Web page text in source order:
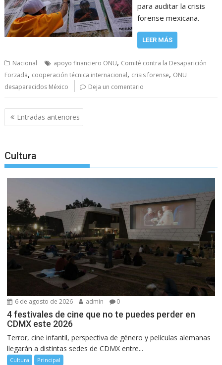
para auditar la crisis
forense mexicana.
LEER MÁS
Nacional apoyo financiero ONU, Comité contra la Desaparición
Forzada, cooperación técnica internacional, crisis forense, ONU
desaparecidos México
Deja un comentario
Navegación
de
Entradas anteriores
Cultura
6 de agosto de 2026 admin 0
4 festivales de cine que no te puedes perder en
CDMX este 2026
Terror, cine infantil, perspectiva de género y películas alemanas
llegarán a distintas sedes de CDMX entre...
Cultura Principal